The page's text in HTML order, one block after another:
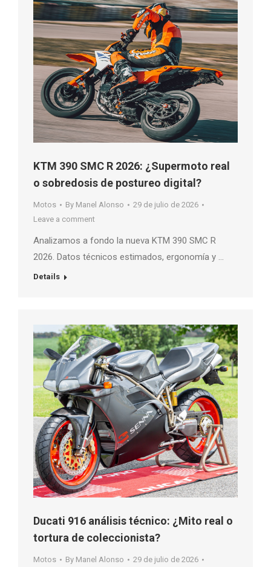
KTM 390 SMC R 2026: ¿Supermoto real
o sobredosis de postureo digital?
Motos By Manel Alonso
29 de julio de 2026
Leave a comment
Analizamos a fondo la nueva KTM 390 SMC R
2026. Datos técnicos estimados, ergonomía y …
Details
Ducati 916 análisis técnico: ¿Mito real o
tortura de coleccionista?
Motos By Manel Alonso
29 de julio de 2026